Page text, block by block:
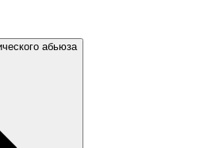
абьюза